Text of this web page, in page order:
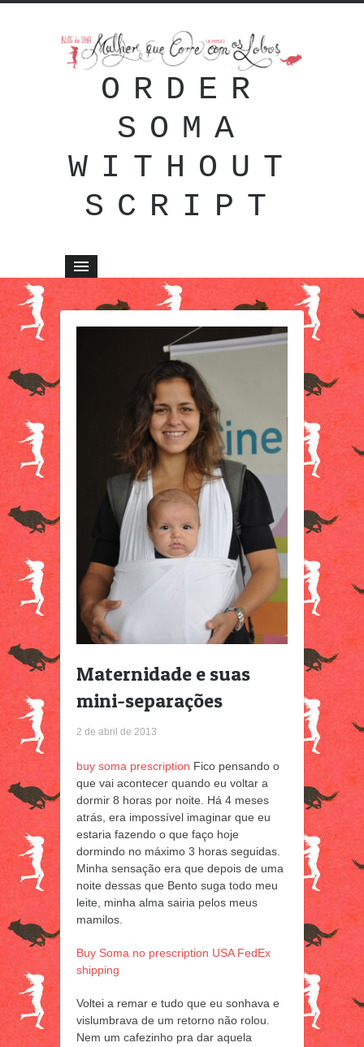
ORDER
SOMA
WITHOUT
SCRIPT
Maternidade e suas
mini-separações
2 de abril de 2013
buy soma prescription Fico pensando o
que vai acontecer quando eu voltar a
dormir 8 horas por noite. Há 4 meses
atrás, era impossível imaginar que eu
estaria fazendo o que faço hoje
dormindo no máximo 3 horas seguidas.
Minha sensação era que depois de uma
noite dessas que Bento suga todo meu
leite, minha alma sairia pelos meus
mamilos.
Buy Soma no prescription USA FedEx
shipping
Voltei a remar e tudo que eu sonhava e
vislumbrava de um retorno não rolou.
Nem um cafezinho pra dar aquela